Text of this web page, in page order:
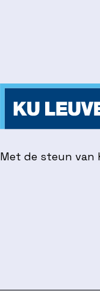
Met de steun van